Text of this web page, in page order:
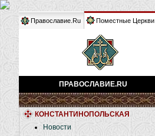
Православие.Ru Поместные Церкви
ПРАВОСЛАВИЕ.RU
КОНСТАНТИНОПОЛЬСКАЯ
Новости